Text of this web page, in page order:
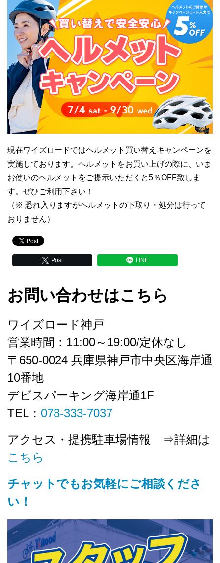
現在ワイズロードではヘルメット買い替えキャンペーンを
実施しております。ヘルメットをお買い上げの際に、いま
お使いのヘルメットをご提示いただくと5％OFF致しま
す。ぜひご利用下さい！
（※ 恐れ入りますがヘルメットの下取り・処分は行って
おりません）
Post LINE
お問い合わせはこちら
ワイズロード神戸
営業時間：11:00～19:00/定休なし
〒650-0024 兵庫県神戸市中央区海岸通
10番地
デビスパーキング海岸通1F
TEL： 078-333-7037
アクセス・提携駐車場情報 ⇒詳細は
こちら
チャットでもお気軽にご相談くださ
い！